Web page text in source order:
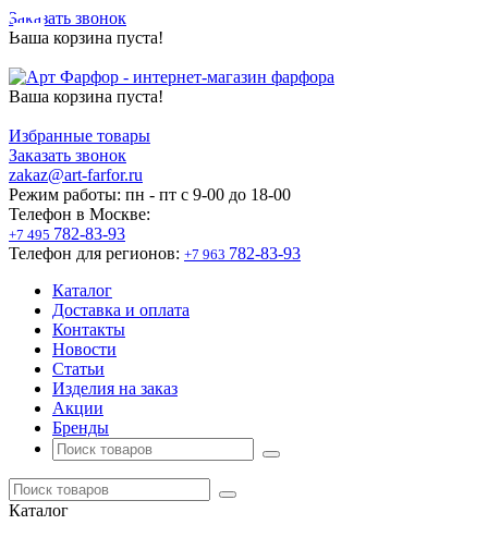
Заказать звонок
Ваша корзина пуста!
Ваша корзина пуста!
Избранные товары
Заказать звонок
zakaz@art-farfor.ru
Режим работы: пн - пт c 9-00 до 18-00
Телефон в Москве:
+7 495 782-83-93
Телефон для регионов: +7 963 782-83-93
Каталог
Доставка и оплата
Контакты
Новости
Статьи
Изделия на заказ
Акции
Бренды
Каталог